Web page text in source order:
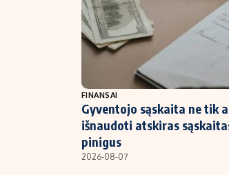
Energetika
Ekonomika
NT ir statybos
FINANSAI
Gyventojo sąskaita ne tik
išnaudoti atskiras
pinigus
2026-08-07